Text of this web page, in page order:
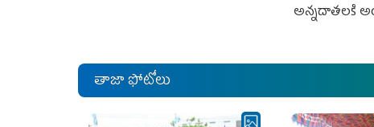
అన్నదాతలకి
తాజా ఫోటోలు